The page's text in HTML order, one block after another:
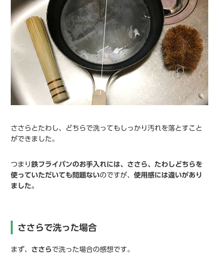
ささらとたわし、どちらで洗ってもしっかり汚れを落とすこと
ができました。
つまり鉄フライパンのお手入れには、ささら、たわしどちらを
使っていただいても問題ないのですが、使用感には違いがあり
ました。
ささらで洗った場合
まず、 ささらで洗った場合の感想です。